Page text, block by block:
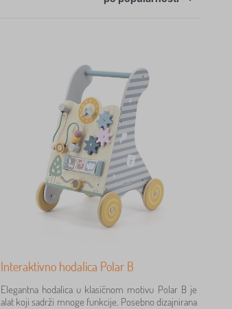
Interaktivno hodalica Polar B
Elegantna hodalica u klasičnom motivu Polar B je
alat koji sadrži mnoge funkcije. Posebno dizajnirana